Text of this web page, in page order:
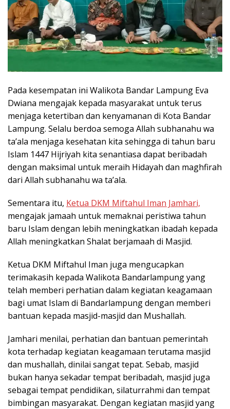
Pada kesempatan ini Walikota Bandar Lampung Eva
Dwiana mengajak kepada masyarakat untuk terus
menjaga ketertiban dan kenyamanan di Kota Bandar
Lampung. Selalu berdoa semoga Allah subhanahu wa
ta’ala menjaga kesehatan kita sehingga di tahun baru
Islam 1447 Hijriyah kita senantiasa dapat beribadah
dengan maksimal untuk meraih Hidayah dan maghfirah
dari Allah subhanahu wa ta’ala.
Sementara itu, Ketua DKM Miftahul Iman Jamhari,
mengajak jamaah untuk memaknai peristiwa tahun
baru Islam dengan lebih meningkatkan ibadah kepada
Allah meningkatkan Shalat berjamaah di Masjid.
Ketua DKM Miftahul Iman juga mengucapkan
terimakasih kepada Walikota Bandarlampung yang
telah memberi perhatian dalam kegiatan keagamaan
bagi umat Islam di Bandarlampung dengan memberi
bantuan kepada masjid-masjid dan Mushallah.
Jamhari menilai, perhatian dan bantuan pemerintah
kota terhadap kegiatan keagamaan terutama masjid
dan mushallah, dinilai sangat tepat. Sebab, masjid
bukan hanya sekadar tempat beribadah, masjid juga
sebagai tempat pendidikan, silaturrahmi dan tempat
bimbingan masyarakat. Dengan kegiatan masjid yang